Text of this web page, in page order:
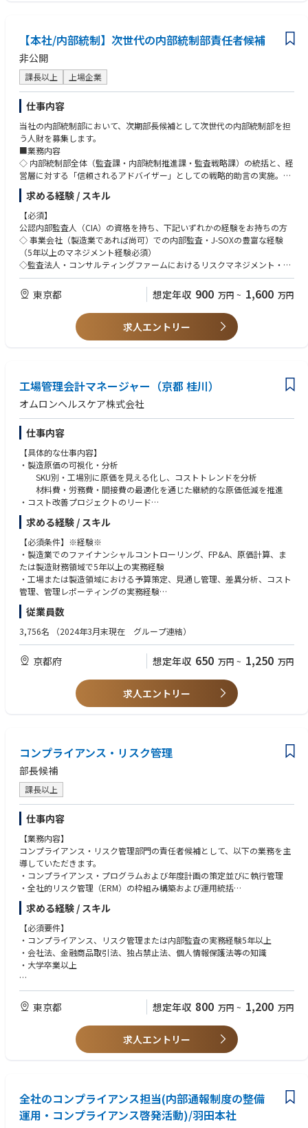
プロセスを提案します。
ゲートキーパー: 法令遵守の観点から守るべき一線を守り、企業と顧客を
安全に保護します。
ただ「ダメ」と止めるのではなく、「こちらに進むためにはどうすべき
か」を論理的に整理し、事業推進と適正なリスク管理を同時に実現しま
す。
■主に担当していただくこと
・契約書の作成・レビュー
国内外のパートナー企業や取引先との各種契約書（業務提携、システム開
発等）を法務面から審査・作成します。
ビジネス部門と一緒に契約内容に潜む法務リスクを洗い出します。
・外部委託先管理業務
委託先の選定・評価・定期モニタリングをビジネス部門が行うための、枠
組みを策定し管理します。
・当社の新サービスのスキーム設計等、当社サービスに係る法的問題の検
証
新規事業や新サービスの企画・開発段階で、法的な実現可能性を検討し、
ビジネス部門にアドバイスします。
・顧客交付書面の作成
お客様に提供する利用規約や取引説明書、リスク説明書などを作成・管理
します。
法令で定められた要件を満たしつつ、お客様にとって分かりやすい内容で
あることを重視します。
・自主規制団体・金融庁の対応（各種報告書の作成、窓口対応など）
ンを担います。
新規に上場を検討する暗号資産について、法規制やマネー・ローンダリン
グ対策の観点から審査を行います。
ホワイトペーパー等を分析し、有価証券該当性や技術的なリスクを評価
し、取扱いの可否を2線の立場で判断します。
・チームマネジメント（グループリーダー業務）
メンバー（3名程度）の業務管理・育成・評価を実施いただきます。
チーム内のタスク優先順位の最適化や他部門との円滑な合意形成に向けた
マネジメントを実施いただきます。
■本ポジションの魅力
・変化の激しい暗号資産領域で、新たな「法とルールの先駆者」になる
* 暗号資産領域は絶えず進化しており、従来の枠組みが通用しない場面が
多々あります。「法令を守るためにどのようなプロセスを取るべきか」を
自ら提示・設計する「ソリューションプロバイダー」として、事業部門と
一緒にサービスを創り上げる手応えを感じられます。
・上場グループとしての「安定感」×スタートアップの「スピード感」
* 親会社であるマネックスグループの安定した経営基盤やガバナンス体制
があるからこそ、ボラティリティや変化の速い領域にも腰を据えて挑戦で
きます。「先端分野に挑戦したいが、安定した環境で力を発揮したい」と
いう方に最適な環境です。
・元金融庁・外資系金融出身の役員のもとで高まる「リーガル×マネジメ
ント力」
* 法務・コンプライアンス本部を率いるのは、弁護士・金融庁出向・外資
系金融機関（メリルリンチ、BNYメロン等）で豊富なキャリアを積んだ執
行役員・北田。独自の「思考の4ステップ」などを通じて論点抽出・課題
契約法務や規制対応にとどまらず、M&A、事業提携、プロダクト開発支援
など、多様なテーマを自らリードするチャンスがあります。
・暗号資産の取扱審査に携われる
新規暗号資産の取扱いにあたっての審査を担うことで、暗号資産そのもの
に関する知見を深め、専門性を高める こと ができます。
部長
グループリーダー
メンバー：2名
派遣社員：1名
他業務委託メンバー
■使用ツール
プロジェクト管理ツール：JIRA,Trello
グループウェア：Google Workspace
チームコミュニケーションツール：Slack
■関連記事
コインチェック採用サイト
コインチェック株式会社 採用サイト
Company Deck
コインチェック会社紹介資料/Coincheck Company description
組織や働くメンバーに関する情報
コインチェック株式会社 公式note
■メディカル・コマーシャル領域のコンプライアンス支援
・MR・MSLによる情報提供活動に関するアドバイス
・販促資材、メディカル資材、講演会資料等のコンプライアンスレビュー
・外部モニタリングに関する委員会対応および関連資料作成
■ポリシー整備・教育研修
・APAC地域のコンプライアンス関連規程やガイドラインの整備・改訂
・社内からの問い合わせ対応
・年間コンプライアンストレーニング計画の策定
・教育研修および社内啓発施策の企画・運営
・新入社員研修や営業・代理店向け研修の実施
・コンプライアンス関連資料や教育コンテンツのローカライズ支援
■調査・リスクマネジメント
・内部通報案件やコンプライアンス事案の調査対応
・関係者ヒアリング、調査報告書作成、是正措置の推進
・人事部門と連携した再発防止策や指導対応
・監査・モニタリング活動を活用したリスク低減施策の推進
■コンプライアンス監査・モニタリング
・APAC地域におけるコンプライアンスリスクアセスメントの実施
・年間監査・モニタリング計画の策定および実行
・講演会、販促活動、営業同行、各種記録類のモニタリング
・グローバル本社への定期レポーティング
・APAC地域を担当するリージョナルポジション
・日本・海外双方のステークホルダーと連携するグローバルな環境
・HCP対応、販促審査、教育研修、内部調査、監査・モニタリングまで幅
広いコンプライアンス業務に関与可能
・経営層や海外本社との接点が多く、事業に近い立場でコンプライアンス
推進を担えるポジション
・製薬・ヘルスケア業界における高度なコンプライアンス経験を積むこと
ができる環境
【本社/内部統制】次世代の内部統制部責任者候補
非公開
課長以上 上場企業
仕事内容
当社の内部統制部において、次期部長候補として次世代の内部統制部を担
う人財を募集します。
■業務内容
◇ 内部統制部全体（監査課・内部統制推進課・監査戦略課）の統括と、経
営層に対する「信頼されるアドバイザー」としての戦略的助言の実施。
◇ 生成AIや大規模データ分析・不正検知システムを実務実装する「DDX推
進」の総指揮と、次世代の予測型監査モデルの構築。
◇ 国内外グループ会社の標準内部統制モデル（内部統制フレームワーク）
の高度化と、自律型リスク管理（CSA）浸透によるグループガバナンスの
底上げ。
◇ 当部独自の「スキルマトリックス」と人材育成エコシステムの運用。部
員個々のポテンシャルを見極め、成長のための「実務・実践機会」を保証
◇ サイバーセキュリティ、サステナビリティ（ESG）、非財務情報開示な
ど、新領域に関する監査グランドデザインの策定と体制構築。
部長以下17名が在籍。事業会社や監査法人等でキャリアを積んだエキスパ
ートの集団（平均年齢50代半ば）であり、公認会計士、米国公認会計士
◇変革の旗振り役
豊富な専門知識と最先端Techへの高いアンテナを武器に、既存の監査手法
を抜本的に刷新するリーダーシップ。
◇組織開発の監督
多様なスキルセットを持つ部員を、一貫性のある育成システムで「信頼さ
れるパートナー」へと昇華させる手腕。
◇独立性の象徴
第3線として、いかなる圧力にも屈せず、高潔な倫理観を持って公正な判
断を下す姿勢。
■キャリアパス
内部統制部長候補としての採用となります。
■補足：
めに、将来的には他の業務に従事いただく可能性がございます。【業務内
容変更の範囲：当社業務全般】
(2)一次面接終了直後に、業務に関する適性検査を実施いたします。弊社よ
り提示した課題に対してzoomを接続した状態で文書回答を作成いただ
き、完了後に口頭でプレゼンテーションを実施していたく予定です。本検
査のプレゼンテーション部分についてはzoomを録画させていただくこと
を予定しております。ご応募の際は予め上記についてご了承の上ご応募い
ただきますようお願い申し上げます。
求める経験 / スキル
【必須】
公認内部監査人（CIA）の資格を持ち、下記いずれかの経験をお持ちの方
◇ 事業会社（製造業であれば尚可）での内部監査・J-SOXの豊富な経験
（5年以上のマネジメント経験必須）
◇監査法人・コンサルティングファームにおけるリスクマネジメント・業
務改善アドバイザリーの統括経験
【尚可】
◇AIやデータアナリティクスを活用したDXプロジェクトのリード経験
◇公認情報システム監査人（CISA）、公認会計士（CPA/USCPA）、公認
不正検査士（CFE）などの監査全般・内部統制関連の資格保有
◇シンガポールや上海の海外拠点とのオンライン会議における折衝・ディ
東京都 想定年収 900 万円 ~ 1,600 万円
求人エントリー
工場管理会計マネージャー（京都 桂川）
オムロンヘルスケア株式会社
仕事内容
【具体的な仕事内容】
・製造原価の可視化・分析
SKU別・工場別に原価を見える化し、コストトレンドを分析
材料費・労務費・間接費の最適化を通じた継続的な原価低減を推進
・コスト改善プロジェクトのリード
改善機会の特定および施策立案・実行
効果検証、進捗管理、社内外ベンチマークを用いた妥当性確認
・レポーティング・ダッシュボード管理
製造実績・見通しの管理および可視化
Factory Cost Dashboardの精度・透明性向上
差異分析と課題フォロー、データ活用の定着推進
・戦略的財務分析・事業計画支援
予算策定、見通し管理、シミュレーションの主導
本社と工場の橋渡しとして事業計画を推進
・ガバナンス・内部統制
資産・負債の可視化と適切な管理
内部統制の整備・運用・遵守の推進（SOD含む）
IFRS・社内基準・税務要件への準拠確保
内部・外部監査の窓口として対応し、リスク管理を推進
設備投資の評価（事前～事後）まで一貫してリード
【具体的な仕事内容に対しての期待する成果】
原価低減は、直接連結粗利率改善に寄与します。2030年までに5%の粗利
率改善を期待しています。
【この仕事の魅力】
本社勤務になりますが、主力工場が海外にありますので、定期的な海外出
張を通じ、現場での活動にも関われることが魅力です。
【部・チームの業務概要】
本社機能の立場から製造オペレーションにおける財務ガバナンスと適切な
管理運営を担う中核ポジションです。本職は、管理会計、コストの可視
化、予算策定、見通し管理、業績分析を通じて、短期的な業務目標から中
長期の戦略課題に至るまで、事実に基づく意思決定を支援します。
また、経営戦略部長、生産統轄本部長、および製造マネジメントに対する
信頼されるビジネスパートナーとして、透明性の高いレポーティング、明
確なコスト構造、堅牢な内部統制、ならびに財務規制・IFRS・社内ポリシ
ーへの準拠を確保し、継続的改善および製造戦略の推進に貢献します。
【配属先の課・チームの人数や雰囲気】
部長直下の配属になるため組織上直属の部下はいませんが、関連部門で一
るだけでなく、①医学界から高い信頼を得る商品・技術開発力、②グロー
バル販売チャネル、③各国での許認可取得ノウハウは40年かけて築き上げ
た強みであり、他社には模倣できない参入障壁です。
求める経験 / スキル
【必須条件】※経験※
・製造業でのファイナンシャルコントローリング、FP&A、原価計算、ま
たは製造財務領域で5年以上の実務経験
・工場または製造領域における予算策定、見通し管理、差異分析、コスト
管理、管理レポーティングの実務経験
・JDE、SAP、Oracle、Microsoft Dynamics等のERPおよびレポーティング
システムの使用経験
・チームリーダー以上のマネジメント経験
【必須条件】※スキル※
・部門横断・地域横断での連携に対応できる、ビジネスレベルの英語力・
・原価計算、財務分析、内部統制、業績管理に関する高い専門知識。
・生産プロセス、在庫管理、資産・負債管理、運転資本の主要ドライバー
・財務、会計、経営学、経済学、STEM関連分野など、定量的素養を要す
る分野の学士号
・CPA または CMA などの専門資格があれば尚可
・医療機器またはヘルスケア業界に関する知識があれば尚可
・複数国・複数拠点の製造オペレーションを支援した経験があれば尚可
従業員数
3,756名 （2024年3月末現在 グループ連結）
京都府 想定年収 650 万円 ~ 1,250 万円
求人エントリー
コンプライアンス・リスク管理
部長候補
課長以上
仕事内容
【業務内容】
コンプライアンス・リスク管理部門の責任者候補として、以下の業務を主
導していただきます。
・コンプライアンス・プログラムおよび年度計画の策定並びに執行管理
・全社的リスク管理（ERM）の枠組み構築および運用統括
・重要リスクの特定、評価、対応策の立案および経営層への提言
・コンプライアンス・リスク管理に関する社内規程体系の整備
・リスク委員会・コンプライアンス委員会等の企画運営
・内部通報制度の設計・運用統括
・重大な法令違反・不祥事等が発生した場合の調査対応および再発防止策
の策定
・IPO準備に伴う内部統制・ガバナンス体制の整備
・各部門との連携による全社的なコンプライアンス意識向上施策の推進
【ポジションの魅力】
■コンプライアンス・リスク管理機能の立ち上げ責任者
専門組織の立ち上げフェーズであるため、自身の経験や考えを反映しなが
推進できます。
■IPO準備の中核メンバーとして活躍
IPO準備を本格化しているフェーズであり、ガバナンス・内部統制体制の
求める経験 / スキル
【必須要件】
・コンプライアンス、リスク管理または内部監査の実務経験5年以上
・会社法、金融商品取引法、独占禁止法、個人情報保護法等の知識
・大学卒業以上
【歓迎要件】
・上場企業におけるコンプライアンス・リスク管理部門での実務経験
東京都 想定年収 800 万円 ~ 1,200 万円
求人エントリー
全社のコンプライアンス担当(内部通報制度の整備
運用・コンプライアンス啓発活動)/羽田本社